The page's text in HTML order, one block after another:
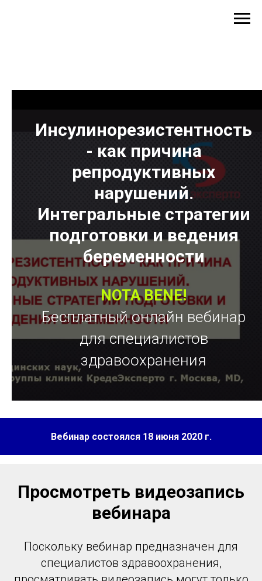
Инсулинорезистентность
- как причина
репродуктивных
нарушений.
Интегральные стратегии
подготовки и ведения
беременности
NOTA BENE!
Бесплатный онлайн вебинар
для специалистов
здравоохранения
Вебинар состоялся 18 июня 2020 г.
Просмотреть видеозапись
вебинара
Поскольку вебинар предназначен для
специалистов здравоохранения,